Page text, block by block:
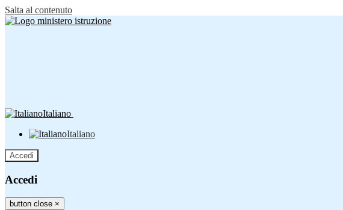
Salta al contenuto
Italiano
Italiano
Accedi
Accedi
button close ×